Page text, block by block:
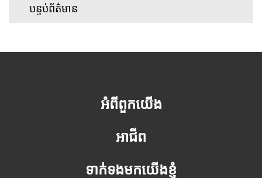
បន្ទប់ព័ត៌មាន
អំពីពួកយើង
អាជីព
ទាក់ទងមកយើងខ្ញុំ